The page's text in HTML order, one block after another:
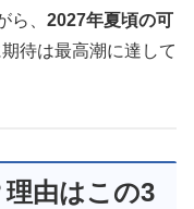
ら、 2027年夏頃の可
待は最高潮に達して
由はこの3